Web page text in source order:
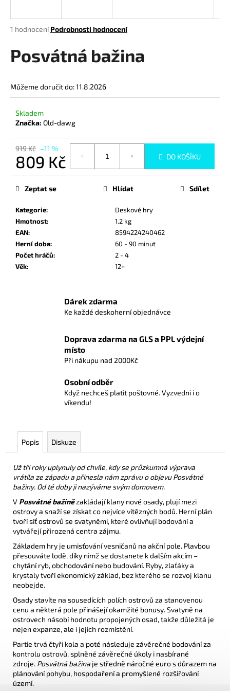
Průměrné
produktu
je
5
hvězdiček.
1 hodnocení Podrobnosti hodnocení
Posvátná bažina
Můžeme doručit do:11.8.2026
Skladem
Značka: Old-dawg
919 Kč –11 %
809 Kč
Měrná
DO KOŠÍKU
Kategorie:
Deskové hry
Hmotnost:
1.2 kg
EAN:
8594224240462
Herní doba:
60 - 90 minut
Počet hráčů:
2 - 4
Věk: 12+
Zeptat se Hlídat Sdílet
Dárek zdarma
Ke každé deskoherní objednávce
Doprava zdarma na GLS a PPL výdejní
místo
Při nákupu nad 2000Kč
Osobní odběr
Když nechceš platit poštovné. Vyzvedni i o
víkendu!
Popis Diskuze
Už tři roky uplynuly od chvíle, kdy se průzkumná výprava
vrátila ze západu a přinesla nám zprávu o objevu Posvátné
bažiny. Od té doby ji nazýváme svým domovem.
V Posvátné bažinězakládají klany nové osady, plují mezi
ostrovy a snaží se získat co nejvíce vítězných bodů. Herní plán
tvoří síť ostrovů se svatyněmi, které ovlivňují bodování a
vytvářejí přirozená centra zájmu.
Základem hry je umisťování vesničanů na akční pole. Plavbou
přesouváte lodě, díky nimž se dostanete k dalším akcím –
chytání ryb, obchodování nebo budování. Ryby, zlaťáky a
krystaly tvoří ekonomický základ, bez kterého se rozvoj klanu
neobejde.
Osady stavíte na sousedících polích ostrovů za stanovenou
cenu a některá pole přinášejí okamžité bonusy. Svatyně na
ostrovech násobí hodnotu propojených osad, takže důležitá je
nejen expanze, ale i jejich rozmístění.
Partie trvá čtyři kola a poté následuje závěrečné bodování za
kontrolu ostrovů, splněné závěrečné úkoly i nasbírané
zdroje. Posvátná bažina je středně náročné euro s důrazem na
plánování pohybu, hospodaření a promyšlené rozšiřování
území.
j
t
?
D
o
p
u
u
e